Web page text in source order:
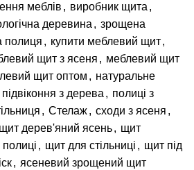
меблів , виробник щита ,
деревина , зрощена
полиця , купити меблевий щит,
щит з ясеня , меблевий щит
щит оптом , натуральне
підвіконня з дерева , полиці з
, Стелаж, сходи з ясеня ,
щит дерев'яний ясень, щит
, щит для стільниці , щит під
, ясеневий зрощений щит